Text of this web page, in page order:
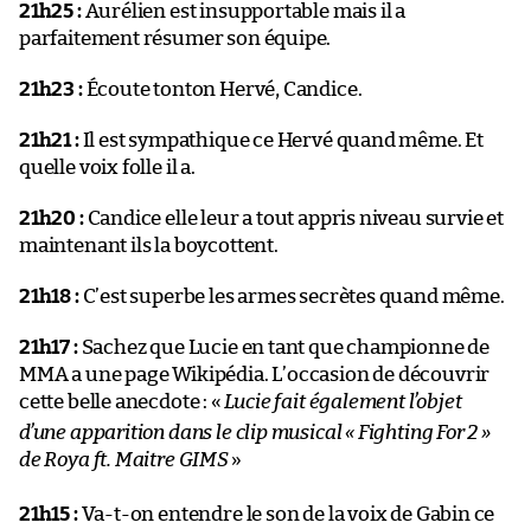
21h25 :Aurélien est insupportable mais il a
parfaitement résumer son équipe.
21h23 :Écoute tonton Hervé, Candice.
21h21 :Il est sympathique ce Hervé quand même. Et
quelle voix folle il a.
21h20 :Candice elle leur a tout appris niveau survie et
maintenant ils la boycottent.
21h18 :C’est superbe les armes secrètes quand même.
21h17 :Sachez que Lucie en tant que championne de
MMA a une page Wikipédia. L’occasion de découvrir
cette belle anecdote : « Lucie fait également l’objet
d’une apparition dans le clip musical « Fighting For 2 »
de Roya ft. Maitre GIMS»
21h15 :Va-t-on entendre le son de la voix de Gabin ce